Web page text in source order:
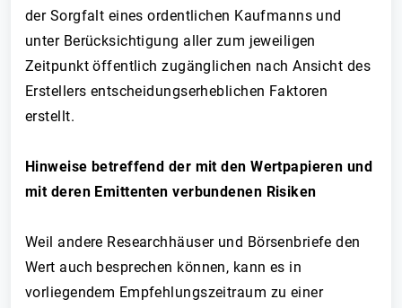
der Sorgfalt eines ordentlichen Kaufmanns und
unter Berücksichtigung aller zum jeweiligen
Zeitpunkt öffentlich zugänglichen nach Ansicht des
Erstellers entscheidungserheblichen Faktoren
erstellt.
Hinweise betreffend der mit den Wertpapieren und
mit deren Emittenten verbundenen Risiken
Weil andere Researchhäuser und Börsenbriefe den
Wert auch besprechen können, kann es in
vorliegendem Empfehlungszeitraum zu einer